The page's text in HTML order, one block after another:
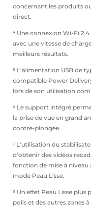
concernant les produits
direct.
⁴ Une connexion Wi-Fi
avec une vitesse de
meilleurs résultats.
⁵ L'alimentation USB de
compatible Power
lors de son utilisation
⁶ Le support intégré
la prise de vue en grand
contre-plongée.
⁷ L'utilisation du
d'obtenir des vidéos
fonction de mise à
mode Peau Lisse.
⁸ Un effet Peau Lisse
poils et des autres zones